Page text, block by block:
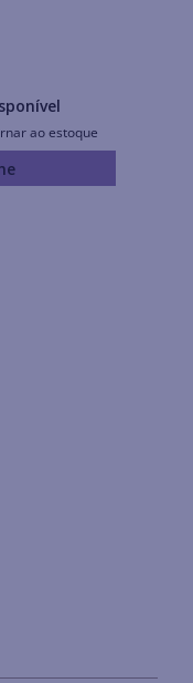
ao estoque